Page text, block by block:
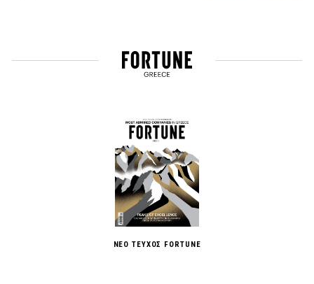
ΝΕΟ ΤΕΥΧΟΣ FORTUNE